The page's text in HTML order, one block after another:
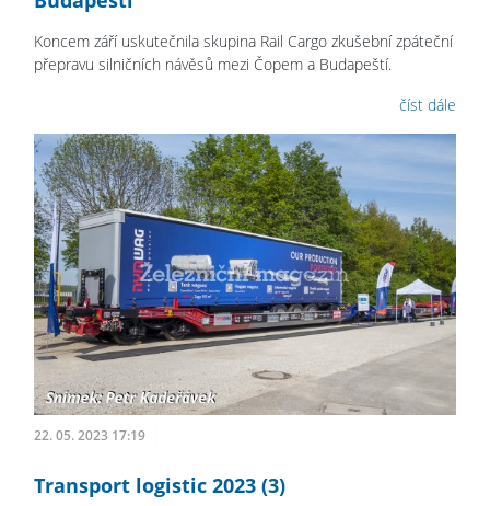
Koncem září uskutečnila skupina Rail Cargo zkušební zpáteční
přepravu silničních návěsů mezi Čopem a Budapeští.
číst dále
22. 05. 2023 17:19
Transport logistic 2023 (3)